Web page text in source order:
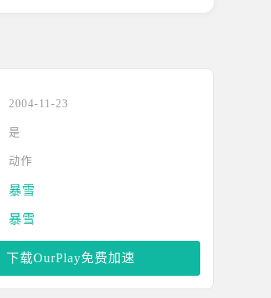
2004-11-23
是
动作
暴雪
暴雪
下载OurPlay免费加速